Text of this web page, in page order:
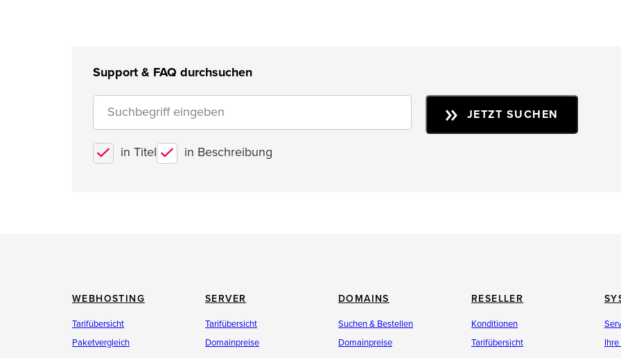
Support & FAQ durchsuchen
in Titel in Beschreibung
JETZT SUCHEN
WEBHOSTING
Tarifübersicht
Paketvergleich
SERVER
Tarifübersicht
Domainpreise
DOMAINS
Suchen & Bestellen
Domainpreise
RESELLER
Konditionen
Tarifübersicht